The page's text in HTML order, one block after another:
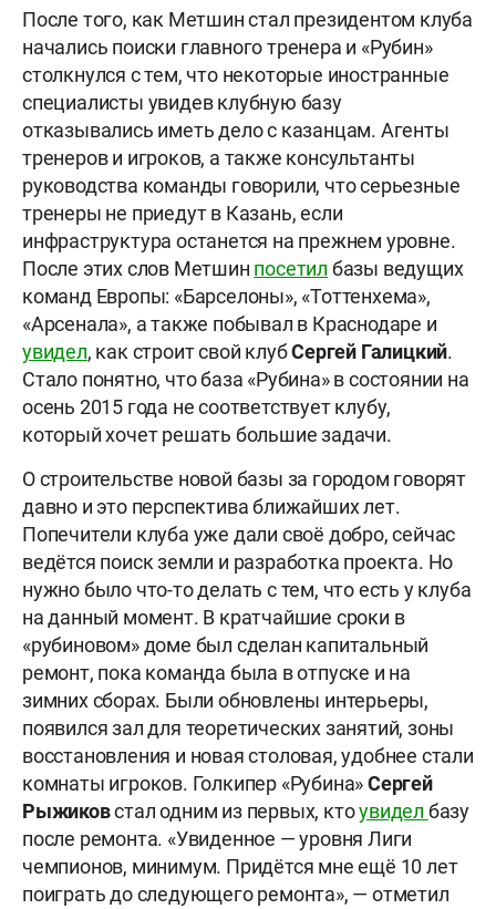
После того, как Метшин стал президентом клуба
начались поиски главного тренера и «Рубин»
столкнулся с тем, что некоторые иностранные
специалисты увидев клубную базу
отказывались иметь дело с казанцам. Агенты
тренеров и игроков, а также консультанты
руководства команды говорили, что серьезные
тренеры не приедут в Казань, если
инфраструктура останется на прежнем уровне.
После этих слов Метшин посетил базы ведущих
команд Европы: «Барселоны», «Тоттенхема»,
«Арсенала», а также побывал в Краснодаре и
увидел, как строит свой клубСергей Галицкий.
Стало понятно, что база «Рубина» в состоянии на
осень 2015 года не соответствует клубу,
который хочет решать большие задачи.
О строительстве новой базы за городом говорят
давно и это перспектива ближайших лет.
Попечители клуба уже дали своё добро, сейчас
ведётся поиск земли и разработка проекта. Но
нужно было что-то делать с тем, что есть у клуба
на данный момент. В кратчайшие сроки в
«рубиновом» доме был сделан капитальный
ремонт, пока команда была в отпуске и на
зимних сборах. Были обновлены интерьеры,
появился зал для теоретических занятий, зоны
восстановления и новая столовая, удобнее стали
комнаты игроков. Голкипер «Рубина»Сергей
Рыжиковстал одним из первых, ктоувидел базу
после ремонта. «Увиденное — уровня Лиги
чемпионов, минимум. Придётся мне ещё 10 лет
поиграть до следующего ремонта», — отметил